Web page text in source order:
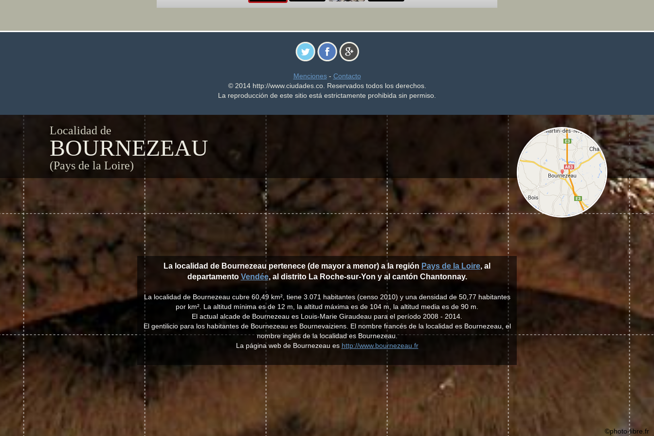
Menciones- Contacto
© 2014 http://www.ciudades.co. Reservados todos los derechos.
La reproducción de este sitio está estrictamente prohibida sin permiso.
Localidad de
BOURNEZEAU
(Pays de la Loire)
La localidad de Bournezeau pertenece (de mayor a menor) a la región Pays de la Loire, al
departamento Vendée, al distrito La Roche-sur-Yon y al cantón Chantonnay.
La localidad de Bournezeau cubre 60,49 km², tiene 3.071 habitantes (censo 2010) y una densidad de 50,77 habitantes
por km². La altitud mínima es de 12 m, la altitud máxima es de 104 m, la altitud media es de 90 m.
El actual alcade de Bournezeau es Louis-Marie Giraudeau para el período 2008 - 2014.
El gentilicio para los habitantes de Bournezeau es Bournevaiziens. El nombre francés de la localidad es Bournezeau, el
nombre inglés de la localidad es Bournezeau.
La página web de Bournezeau es http://www.bournezeau.fr
©photo-libre.fr